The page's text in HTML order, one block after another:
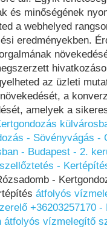
és minőségének
a webhelyed
eredményekben.
az üzleti
a
amelyek a
- Sövényvágás
- Budapest - 2.
-
-
átfolyós
+36203257170
átfolyós vízmelegítő